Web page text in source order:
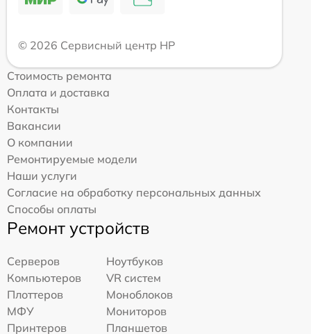
© 2026 Сервисный центр HP
Стоимость ремонта
Оплата и доставка
Контакты
Вакансии
О компании
Ремонтируемые модели
Наши услуги
Согласие на обработку персональных данных
Способы оплаты
Ремонт устройств
Серверов
Ноутбуков
Компьютеров
VR систем
Плоттеров
Моноблоков
МФУ
Мониторов
Принтеров
Планшетов